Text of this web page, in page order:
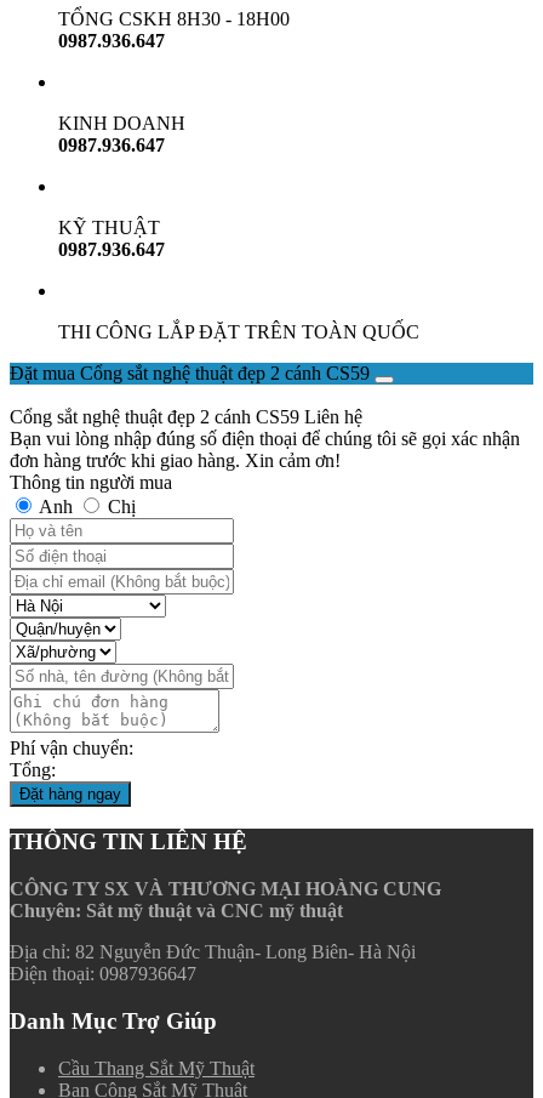
TỔNG CSKH 8H30 - 18H00
0987.936.647
KINH DOANH
0987.936.647
KỸ THUẬT
0987.936.647
THI CÔNG LẮP ĐẶT TRÊN TOÀN QUỐC
Đặt mua Cổng sắt nghệ thuật đẹp 2 cánh CS59
Cổng sắt nghệ thuật đẹp 2 cánh CS59 Liên hệ
Bạn vui lòng nhập đúng số điện thoại để chúng tôi sẽ gọi xác nhận
đơn hàng trước khi giao hàng. Xin cảm ơn!
Thông tin người mua
Anh
Chị
Phí vận chuyển:
Tổng:
Đặt hàng ngay
THÔNG TIN LIÊN HỆ
CÔNG TY SX VÀ THƯƠNG MẠI HOÀNG CUNG
Chuyên: Sắt mỹ thuật và CNC mỹ thuật
Địa chỉ: 82 Nguyễn Đức Thuận- Long Biên- Hà Nội
Điện thoại: 0987936647
Danh Mục Trợ Giúp
Cầu Thang Sắt Mỹ Thuật
Ban Công Sắt Mỹ Thuật